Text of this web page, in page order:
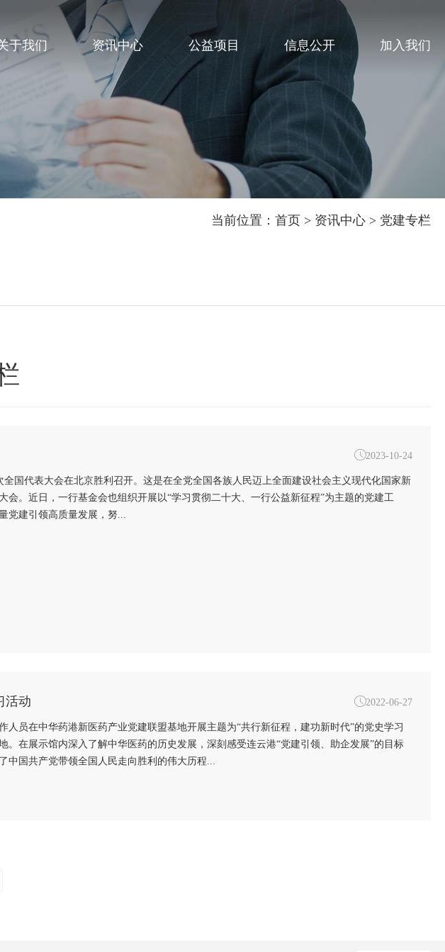
于我们 资讯中心 公益项目 信息公开 加入我们
当前位置： 首页 > 资讯中心> 党建专栏
2023-10-24
全国代表大会在北京胜利召开。这是在全党全国各族人民迈上全面建设社会主义现代化国家新
。近日，一行基金会也组织开展以“学习贯彻二十大、一行公益新征程”为主题的党建工
党建引领高质量发展，努...
2022-06-27
活动
人员在中华药港新医药产业党建联盟基地开展主题为“共行新征程，建功新时代”的党史学习
在展示馆内深入了解中华医药的历史发展，深刻感受连云港“党建引领、助企发展”的目标
国共产党带领全国人民走向胜利的伟大历程...